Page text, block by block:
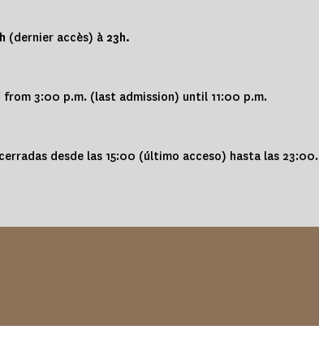
(dernier accès) à 23h.
3:00 p.m. (last admission) until 11:00 p.m.
desde las 15:00 (último acceso) hasta las 23:00.